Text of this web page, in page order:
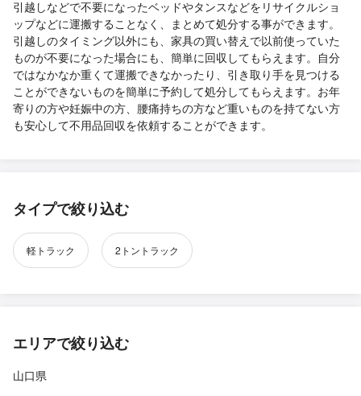
引越しなどで不要になったベッドやタンスなどをリサイクルショ
ップなどに運搬することなく、まとめて処分する事ができます。
引越しのタイミング以外にも、家具の買い替えで以前使っていた
ものが不要になった場合にも、簡単に回収してもらえます。自分
ではなかなか重くて運搬できなかったり、引き取り手を見つける
ことができないものを簡単に予約して処分してもらえます。お年
寄りの方や妊娠中の方、腰痛持ちの方など重いものを持てない方
も安心して不用品回収を依頼することができます。
タイプで絞り込む
軽トラック 2トントラック
エリアで絞り込む
山口県